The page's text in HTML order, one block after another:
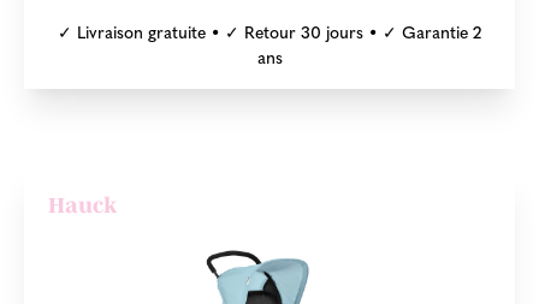
✓ Livraison gratuite • ✓ Retour 30 jours • ✓ Garantie 2
ans
Hauck